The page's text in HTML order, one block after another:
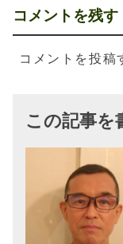
ゲ
ー
シ
コメントを残す
コメントを投稿
この記事を